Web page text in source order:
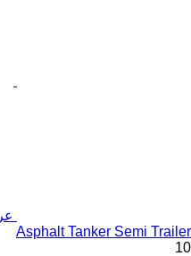
Asphalt Tanker Semi Trailer
10